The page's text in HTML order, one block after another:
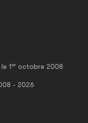
1er octobre 2008
- 2026